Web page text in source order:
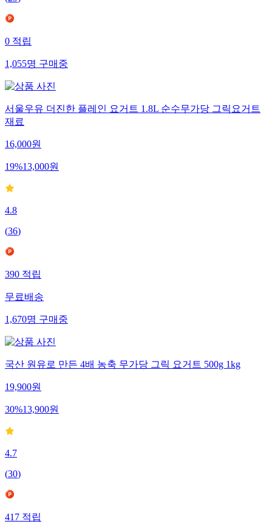
0적립
1,055명구매중
서울우유 더진한 플레인 요거트 1.8L 순수무가당 그릭요거트
재료
16,000원
19%13,000원
4.8
(36)
390적립
무료배송
1,670명구매중
국산 원유로 만든 4배 농축 무가당 그릭 요거트 500g 1kg
19,900원
30%13,900원
4.7
(30)
417적립